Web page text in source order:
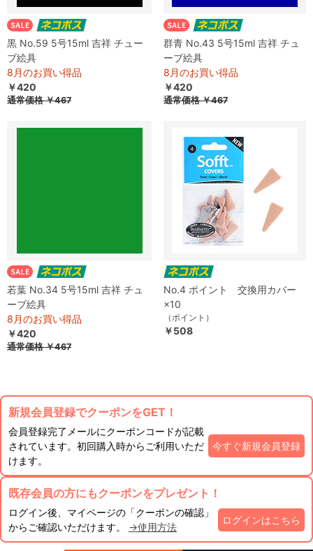
黒 No.59 5号15ml 吉祥 チュー
ブ絵具
8月のお買い得品
￥420
通常価格￥467
群青 No.43 5号15ml 吉祥 チュ
ーブ絵具
8月のお買い得品
￥420
通常価格￥467
若葉 No.34 5号15ml 吉祥 チュ
ーブ絵具
8月のお買い得品
￥420
通常価格￥467
No.4 ポイント 交換用カバー
×10
（ポイント）
￥508
新規会員登録でクーポンをGET！
会員登録完了メールにクーポンコードが記載
されています。初回購入時からご利用いただ
けます。
今すぐ新規会員登録
既存会員の方にもクーポンをプレゼント！
ログイン後、マイページの「クーポンの確認」
からご確認いただけます。 →使用方法
ログインはこちら